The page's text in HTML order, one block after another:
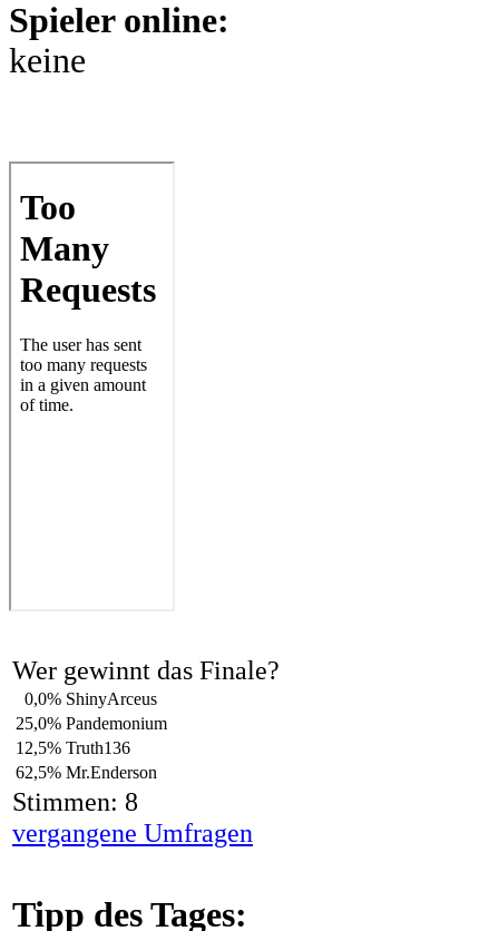
Spieler online:
keine
Wer gewinnt das Finale?
0,0% ShinyArceus
25,0% Pandemonium
12,5% Truth136
62,5% Mr.Enderson
Stimmen: 8
vergangene Umfragen
Tipp des Tages: